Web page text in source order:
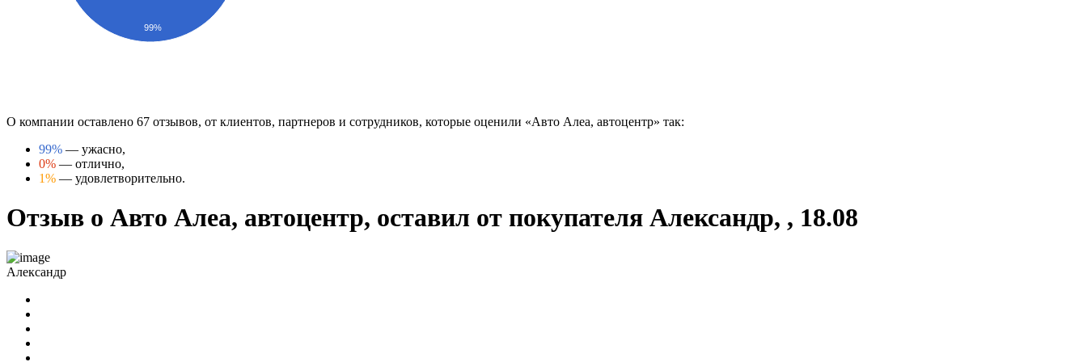
99%
О компании оставлено 67 отзывов, от клиентов, партнеров и сотрудников, которые оценили «Авто Алеа, автоцентр» так:
99% — ужасно,
0% — отлично,
1% — удовлетворительно.
Отзыв о Авто Алеа, автоцентр, оставил от покупателя Александр, , 18.08
Александр